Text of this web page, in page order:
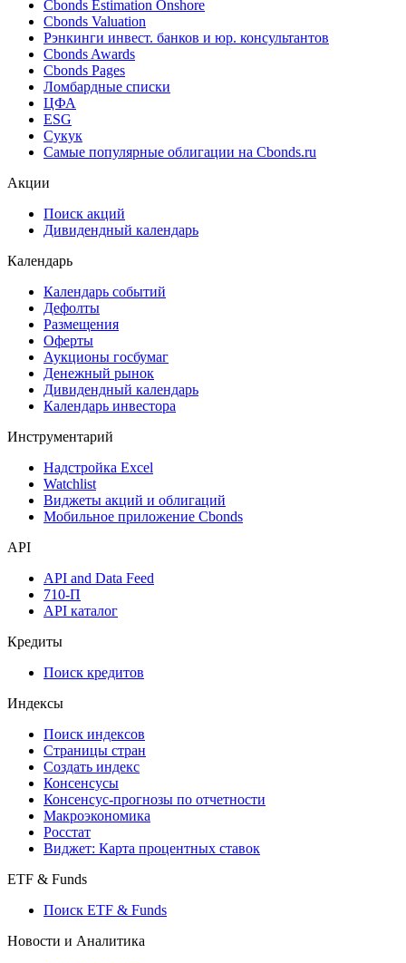
Cbonds Estimation Onshore
Cbonds Valuation
Рэнкинги инвест. банков и юр. консультантов
Cbonds Awards
Cbonds Pages
Ломбардные списки
ЦФА
ESG
Сукук
Самые популярные облигации на Cbonds.ru
Акции
Поиск акций
Дивидендный календарь
Календарь
Календарь событий
Дефолты
Размещения
Оферты
Аукционы госбумаг
Денежный рынок
Дивидендный календарь
Календарь инвестора
Инструментарий
Надстройка Excel
Watchlist
Виджеты акций и облигаций
Мобильное приложение Cbonds
API
API and Data Feed
710-П
API каталог
Кредиты
Поиск кредитов
Индексы
Поиск индексов
Страницы стран
Создать индекс
Консенсусы
Консенсус-прогнозы по отчетности
Макроэкономика
Росстат
Виджет: Карта процентных ставок
ETF & Funds
Поиск ETF & Funds
Новости и Аналитика